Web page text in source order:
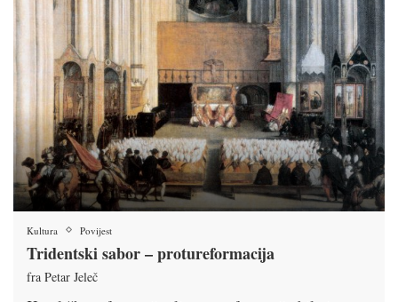
Kultura Povijest
Tridentski sabor – protureformacija
fra Petar Jeleč